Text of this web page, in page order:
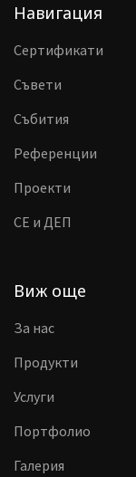
Навигация
Сертификати
Съвети
Събития
Референции
Проекти
CE и ДЕП
Виж още
За нас
Продукти
Услуги
Портфолио
Галерия